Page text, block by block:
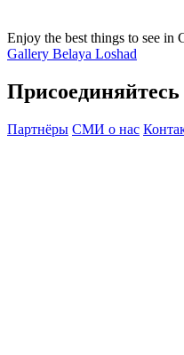
Enjoy the best things to see
Gallery Belaya Loshad
Партнёры СМИ о нас